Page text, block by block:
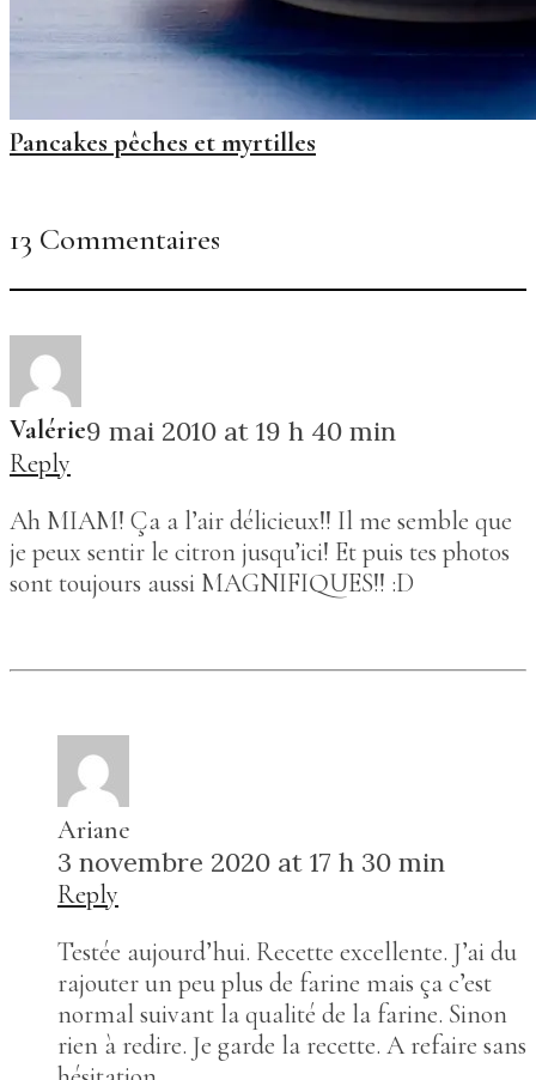
Pancakes pêches et myrtilles
13 Commentaires
Valérie9 mai 2010 at 19 h 40 min
Reply
Ah MIAM! Ça a l’air délicieux!! Il me semble que
je peux sentir le citron jusqu’ici! Et puis tes photos
sont toujours aussi MAGNIFIQUES!! :D
Ariane
3 novembre 2020 at 17 h 30 min
Reply
Testée aujourd’hui. Recette excellente. J’ai du
rajouter un peu plus de farine mais ça c’est
normal suivant la qualité de la farine. Sinon
rien à redire. Je garde la recette. A refaire sans